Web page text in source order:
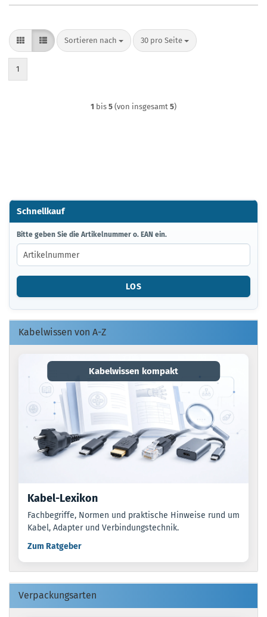
Sortieren nach
Sortieren nach 30 pro Seite
pro Seite
1
1 bis 5 (von insgesamt 5)
Schnellkauf
BITTE
GEBEN
SIE
DIE
ARTIKELNUMMER
EAN
EIN.
Bitte geben Sie die Artikelnummer o. EAN ein.
LOS
Kabelwissen von A-Z
Kabelwissen kompakt
Kabel-Lexikon
Fachbegriffe, Normen und praktische Hinweise rund um
Kabel, Adapter und Verbindungstechnik.
Zum Ratgeber
Verpackungsarten